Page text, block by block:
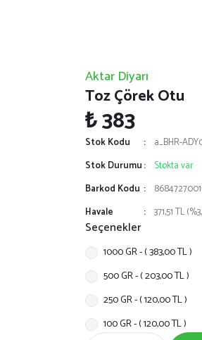
Aktar Diyarı
Toz Çörek Otu
₺ 383
Stok Kodu
a_BHR-
Stok Durumu
Stokta var
Barkod Kodu
Havale
371,51 TL
Seçenekler
1000 GR - ( 383,00 TL )
500 GR - ( 203,00 TL )
250 GR - ( 120,00 TL )
100 GR - ( 120,00 TL )